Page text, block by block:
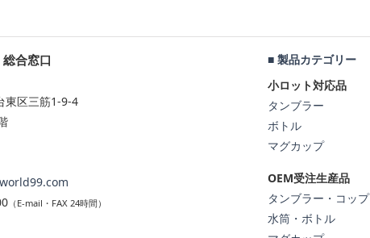
合窓口
区三筋1-9-4
（E-mail・FAX 24時間）
■ 製品カテゴリー
小ロット対応品
タンブラー
ボトル
マグカップ
OEM受注生産品
タンブラー・コップ
水筒・ボトル